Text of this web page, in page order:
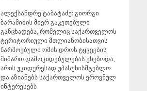
ალექსანდრე ტაბატაძე: გიორგი
ბარამიძის მიერ გაკეთებული
განცხადება, რომელიც საქართველოს
ტერიტორიული მთლიანობისათვის
წარმოებული ომის დროს ტყვეების
მიმართ დამოკიდებულებას ეხებოდა,
არის უკიდურესად უპასუხისმგებლო
და აზიანებს საქართველოს ეროვნულ
ინტერესებს